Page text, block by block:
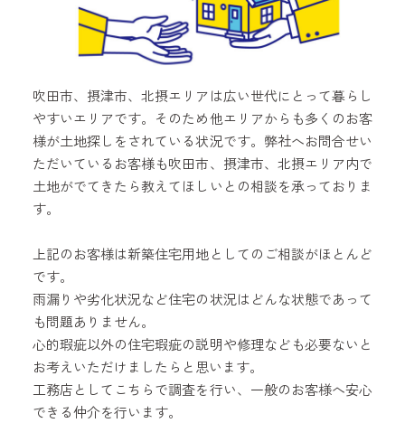
吹田市、摂津市、北摂エリアは広い世代にとって暮らし
やすいエリアです。そのため他エリアからも多くのお客
様が土地探しをされている状況です。弊社へお問合せい
ただいているお客様も吹田市、摂津市、北摂エリア内で
土地がでてきたら教えてほしいとの相談を承っておりま
す。
上記のお客様は新築住宅用地としてのご相談がほとんど
です。
雨漏りや劣化状況など住宅の状況はどんな状態であって
も問題ありません。
心的瑕疵以外の住宅瑕疵の説明や修理なども必要ないと
お考えいただけましたらと思います。
工務店としてこちらで調査を行い、一般のお客様へ安心
できる仲介を行います。